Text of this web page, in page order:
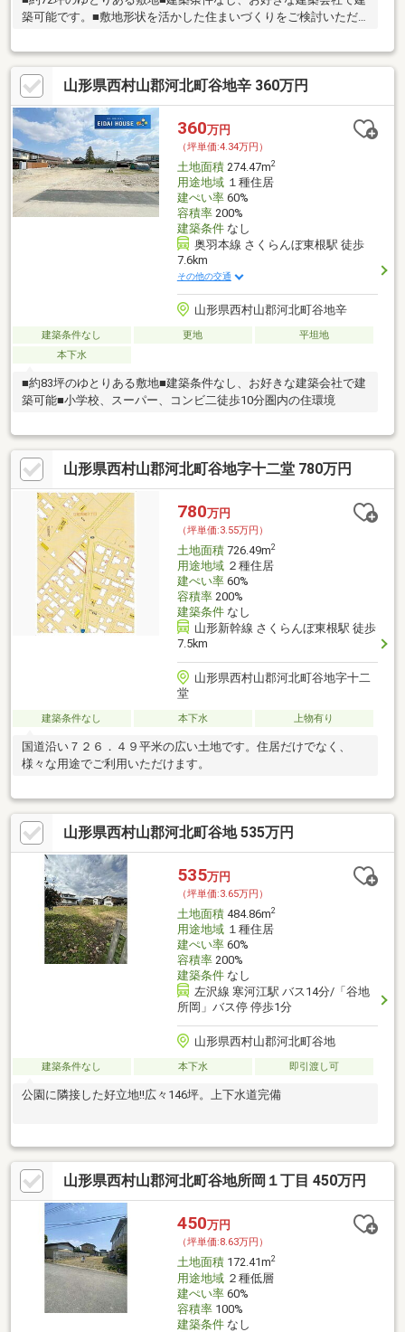
築可能です。■敷地形状を活かした住まいづくりをご検討いただ
山形県西村山郡河北町谷地辛 360万円
360万円
（坪単価:4.34万円）
土地面積274.47m2
用途地域１種住居
建ぺい率60%
容積率200%
建築条件なし
奥羽本線 さくらんぼ東根駅 徒歩
7.6km
その他の交通
山形県西村山郡河北町谷地辛
建築条件なし 更地
平坦地
本下水
■約83坪のゆとりある敷地■建築条件なし、お好きな建築会社で建
築可能■小学校、スーパー、コンビ二徒歩10分圏内の住環境
山形県西村山郡河北町谷地字十二堂 780万円
780万円
（坪単価:3.55万円）
土地面積726.49m2
用途地域２種住居
建ぺい率60%
容積率200%
建築条件なし
山形新幹線 さくらんぼ東根駅 徒歩
7.5km
山形県西村山郡河北町谷地字十二
堂
建築条件なし 本下水 上物有り
国道沿い７２６．４９平米の広い土地です。住居だけでなく、
様々な用途でご利用いただけます。
山形県西村山郡河北町谷地 535万円
535万円
（坪単価:3.65万円）
土地面積484.86m2
用途地域１種住居
建ぺい率60%
容積率200%
建築条件なし
左沢線 寒河江駅 バス14分/「谷地
所岡」バス停 停歩1分
山形県西村山郡河北町谷地
建築条件なし 本下水 即引渡し可
公園に隣接した好立地!!広々146坪。上下水道完備
山形県西村山郡河北町谷地所岡１丁目 450万円
450万円
（坪単価:8.63万円）
土地面積172.41m2
用途地域２種低層
建ぺい率60%
容積率100%
建築条件なし